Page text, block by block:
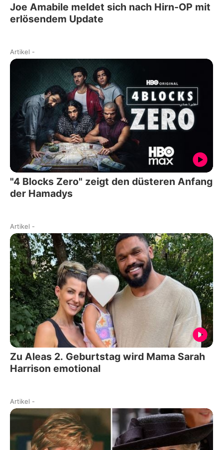
Joe Amabile meldet sich nach Hirn-OP mit
erlösendem Update
Artikel -
"4 Blocks Zero" zeigt den düsteren Anfang
der Hamadys
Artikel -
Zu Aleas 2. Geburtstag wird Mama Sarah
Harrison emotional
Artikel -